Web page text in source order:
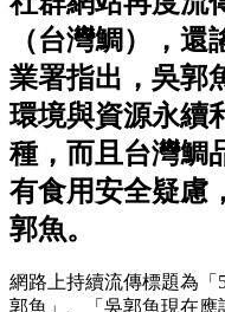
（台灣鯛），
業署指出，吳郭
環境與資源永續
種，而且台灣鯛
有食用安全疑慮
郭魚。
網路上持續流傳標題為「
郭魚」、「吳郭魚現在